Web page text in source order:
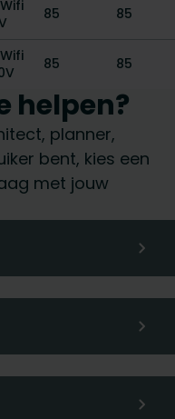
85 85
85 85
helpen?
planner,
bent, kies een
met jouw